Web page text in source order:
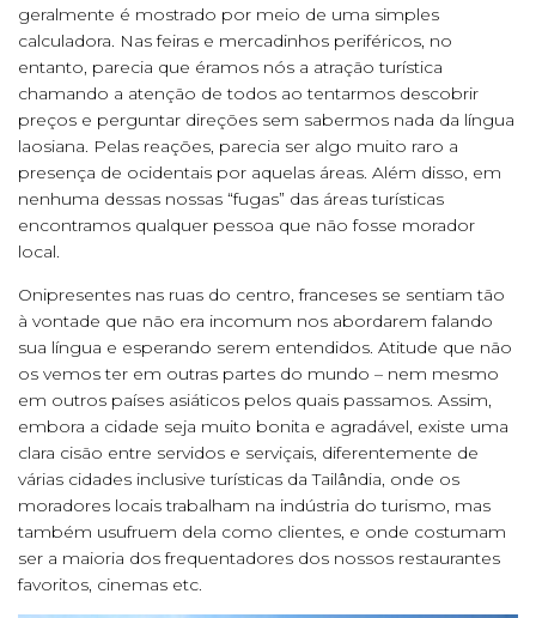
geralmente é mostrado por meio de uma simples
calculadora. Nas feiras e mercadinhos periféricos, no
entanto, parecia que éramos nós a atração turística
chamando a atenção de todos ao tentarmos descobrir
preços e perguntar direções sem sabermos nada da língua
laosiana. Pelas reações, parecia ser algo muito raro a
presença de ocidentais por aquelas áreas. Além disso, em
nenhuma dessas nossas “fugas” das áreas turísticas
encontramos qualquer pessoa que não fosse morador
local.
Onipresentes nas ruas do centro, franceses se sentiam tão
à vontade que não era incomum nos abordarem falando
sua língua e esperando serem entendidos. Atitude que não
os vemos ter em outras partes do mundo – nem mesmo
em outros países asiáticos pelos quais passamos. Assim,
embora a cidade seja muito bonita e agradável, existe uma
clara cisão entre servidos e serviçais, diferentemente de
várias cidades inclusive turísticas da Tailândia, onde os
moradores locais trabalham na indústria do turismo, mas
também usufruem dela como clientes, e onde costumam
ser a maioria dos frequentadores dos nossos restaurantes
favoritos, cinemas etc.